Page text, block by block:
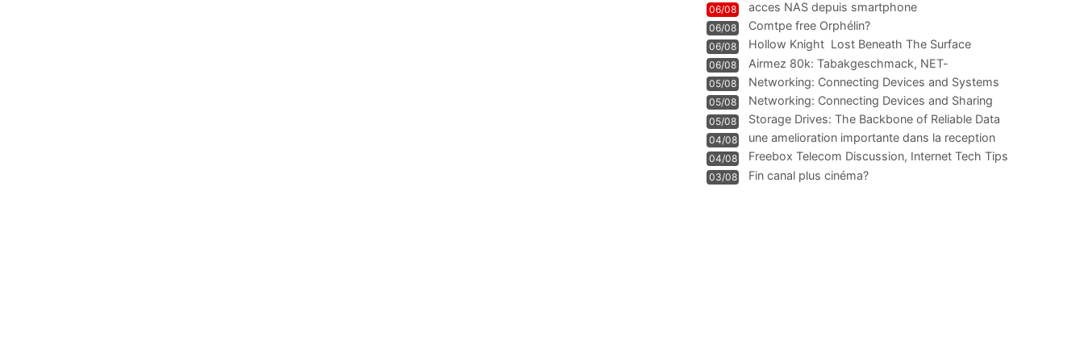
06/08 acces NAS depuis smartphone
06/08 Comtpe free Orphélin?
06/08 Hollow Knight  Lost Beneath The Surface
06/08
Airmez 80k: Tabakgeschmack, NET-
Technologie und Leistung im
05/08 Networking: Connecting Devices and Systems
05/08
Networking: Connecting Devices and Sharing
Information
05/08
Storage Drives: The Backbone of Reliable Data
Management
04/08
une amelioration importante dans la reception
WIFI
04/08
Freebox Telecom Discussion, Internet Tech Tips
Communi
03/08 Fin canal plus cinéma?